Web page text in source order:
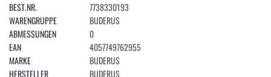
BEST.NR.
7738330193
WARENGRUPPE
BUDERUS
ABMESSUNGEN
0
EAN
4057749762955
MARKE
BUDERUS
HERSTELLER
BUDERUS